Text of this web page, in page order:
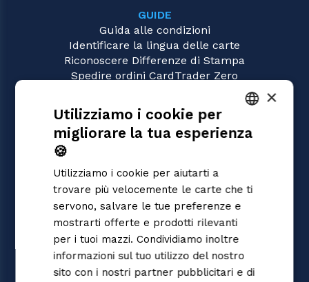
GUIDE
Guida alle condizioni
Identificare la lingua delle carte
Riconoscere Differenze di Stampa
Spedire ordini CardTrader Zero
GIOCHI
Digimon
Yu-Gi-Oh!
Flesh and Blood
One Piece
Dragon Ball Super
Cardfight!! Vanguard
Disney Lorcana
Star Wars Unlimited
ITALIAN
×
Utilizziamo i cookie per
migliorare la tua esperienza
🍪
Utilizziamo i cookie per aiutarti a
trovare più velocemente le carte che ti
servono, salvare le tue preferenze e
mostrarti offerte e prodotti rilevanti
per i tuoi mazzi. Condividiamo inoltre
informazioni sul tuo utilizzo del nostro
sito con i nostri partner pubblicitari e di